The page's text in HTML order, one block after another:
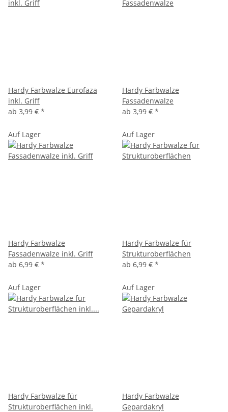
Hardy Farbwalze Eurofaza
inkl. Griff
ab 3,99 € *
Hardy Farbwalze
Fassadenwalze
ab 3,99 € *
Auf Lager
Hardy Farbwalze
Fassadenwalze inkl. Griff
ab 6,99 € *
Auf Lager
Hardy Farbwalze für
Strukturoberflächen
ab 6,99 € *
Auf Lager
Hardy Farbwalze für
Strukturoberflächen inkl.
Auf Lager
Hardy Farbwalze
Gepardakryl